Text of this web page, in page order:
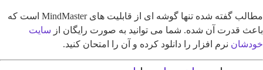
مطالب گفته شده تنها گوشه ای از قابلیت های MindMaster است که
قدرت آن شده. شما می توانید به صورت رایگان ازسایت
نرم افزار را دانلود کرده و آن را امتحان کنید.